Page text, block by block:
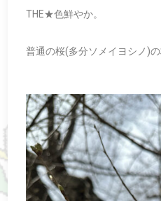
THE★色鮮やか。
普通の桜(多分ソメイヨシノ)